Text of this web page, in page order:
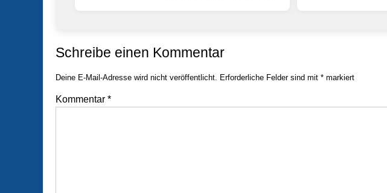
Schreibe einen Kommentar
Deine E-Mail-Adresse wird nicht veröffentlicht. Erforderliche Felder sind mit * markiert
Kommentar *